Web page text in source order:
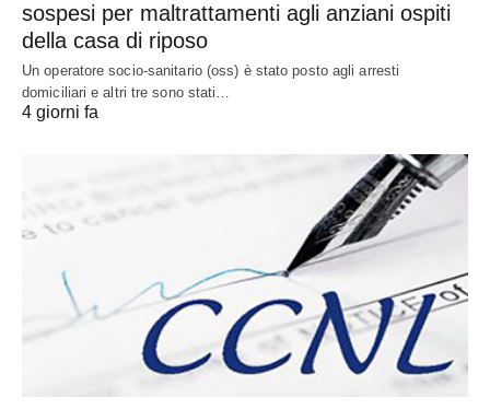
sospesi per maltrattamenti agli anziani ospiti
della casa di riposo
Un operatore socio-sanitario (oss) è stato posto agli arresti
domiciliari e altri tre sono stati…
4 giorni fa